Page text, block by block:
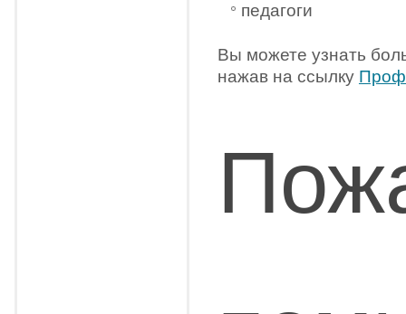
педагоги
Вы можете узнать
нажав на ссылку